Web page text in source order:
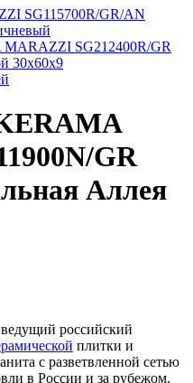
SG115700R/GR/AN
SG212400R/GR
30х60х9
GR
Аллея
российский
плитки и
с разветвленной сетью
в России и за рубежом.